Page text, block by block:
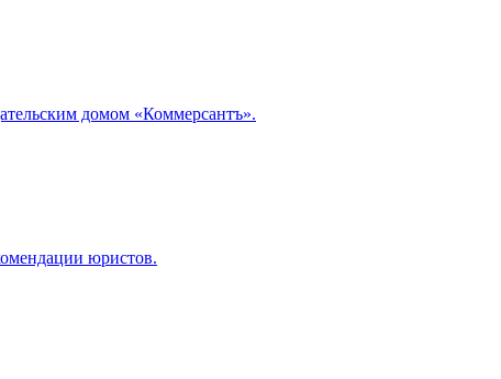
домом «Коммерсантъ».
юристов.